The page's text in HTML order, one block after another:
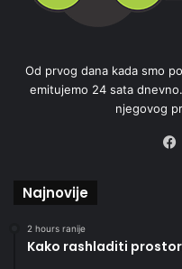
Od prvog dana kada smo
emitujemo 24 sata
njegovog
Najnovije
2 hours ranije
Kako rashladiti